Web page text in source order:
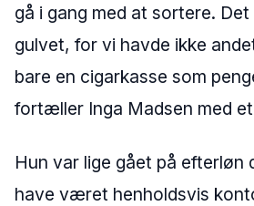
gå i gang med at sortere.
gulvet, for vi havde ikke
bare en cigarkasse som
fortæller Inga Madsen med
Hun var lige gået på efterløn
have været henholdsvis